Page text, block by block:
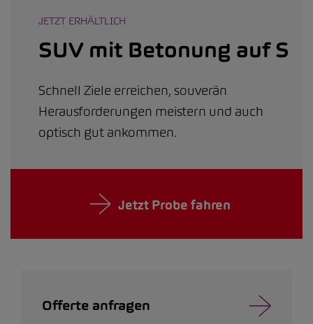
JETZT ERHÄLTLICH
SUV mit Betonung auf S
Schnell Ziele erreichen, souverän
Herausforderungen meistern und auch
optisch gut ankommen.
Jetzt Probe fahren
Offerte anfragen